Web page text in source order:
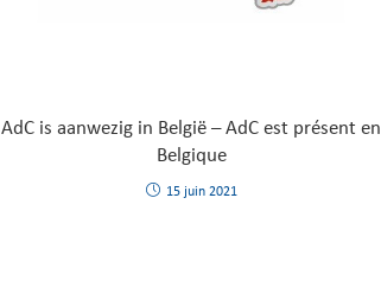
AdC is aanwezig in België – AdC est présent en
Belgique
15 juin 2021